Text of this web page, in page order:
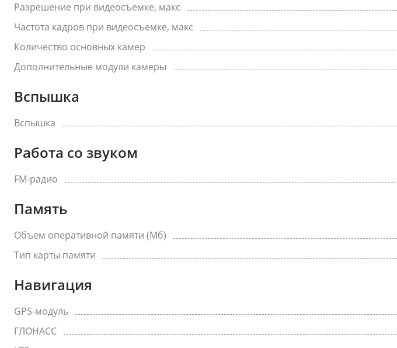
Разрешение при видеосъемке, макс
Частота кадров при видеосъемке, макс
Количество основных камер
Дополнительные модули камеры
Вспышка
Вспышка
Работа со звуком
FM-радио
Память
Объем оперативной памяти (Мб)
Тип карты памяти
Навигация
GPS-модуль
ГЛОНАСС